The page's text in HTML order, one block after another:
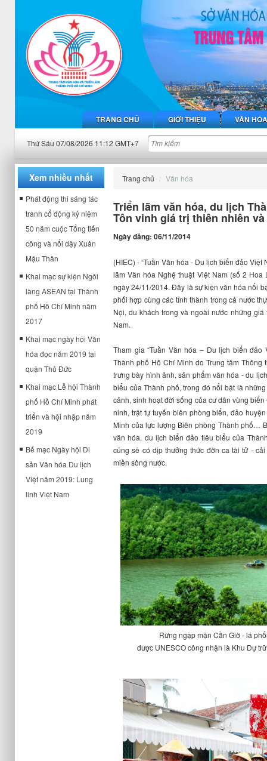
TRANG CHỦ GIỚI THIỆU VĂN HÓA
Thứ Sáu 07/08/2026 11:12 GMT+7
Xem nhiều nhất
Phát động thi sáng tác
tranh cổ động kỷ niệm
50 năm cuộc Tổng tiến
công và nổi dậy Xuân
Mậu Thân
Khai mạc sự kiện Ngôi
làng ASEAN tại Thành
phố Hồ Chí Minh năm
2017
Khai mạc ngày hội Văn
hóa đọc năm 2019 tại
quận Thủ Đức
Khai mạc Lễ hội Thành
phố Hồ Chí Minh phát
triển và hội nhập năm
2019
Bế mạc Ngày hội Di
sản Văn hóa Du lịch
Việt năm 2019: Lung
linh Việt Nam
Trang chủ Văn hóa
Triển lãm văn hóa, du lịch
Tôn vinh giá trị thiên nhiên
Ngày đăng: 06/11/2014
(HIEC) - “Tuần Văn hóa - Du lịch biển đảo
lãm Văn hóa Nghệ thuật Việt Nam (số 2
ngày 24/11/2014. Đây là sự kiện văn hóa nổi
phối hợp cùng các tỉnh thành trong cả nước
Nội, du khách trong và ngoài nước những
Nam.
Tham gia “Tuần Văn hóa – Du lịch biển
Thành phố Hồ Chí Minh do Trung tâm
trưng bày hình ảnh, sản phẩm văn hóa - du
biểu của Thành phố, trong đó nổi bật là
cảnh, sinh hoạt đời sống của cư dân vùng
ninh, trật tự tuyến biên phòng biển, đảo
Minh của lực lượng Biên phòng Thành phố…
văn hóa, du lịch biển đảo tiêu biểu của
cũng sẽ có dịp thưởng thức đờn ca tài tử -
miền sông nước.
Rừng ngập mặn Cần Giờ - lá
được UNESCO công nhận là Khu Dự